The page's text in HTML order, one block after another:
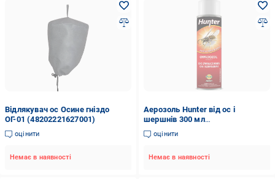
Відлякувач ос Осине гніздо
ОГ-01 (48202221627001)
оцінити
Немає в наявності
Аерозоль Hunter від ос і
шершнів 300 мл
(5908278970269)
оцінити
Немає в наявності